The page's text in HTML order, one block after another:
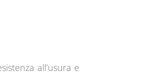
all’usura e